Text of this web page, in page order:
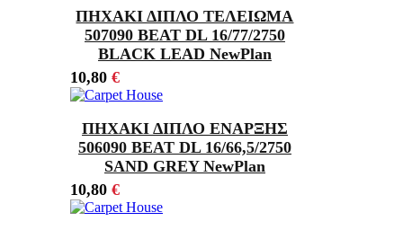
ΠΗΧΑΚΙ ΔΙΠΛΟ ΤΕΛΕΙΩΜΑ
507090 BEAT DL 16/77/2750
BLACK LEAD NewPlan
10,80 €
ΠΗΧΑΚΙ ΔΙΠΛΟ ΕΝΑΡΞΗΣ
506090 BEAT DL 16/66,5/2750
SAND GREY NewPlan
10,80 €